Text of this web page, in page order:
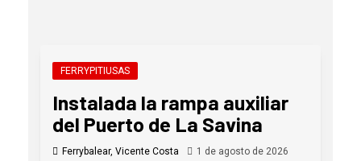
FERRYPITIUSAS
Instalada la rampa auxiliar
del Puerto de La Savina
Ferrybalear, Vicente Costa
1 de agosto de 2026